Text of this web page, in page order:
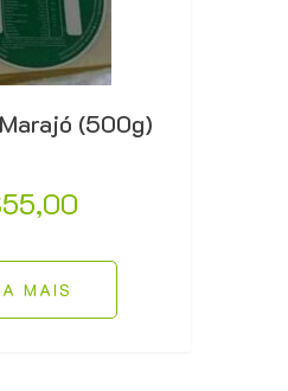
(500g)
55,00
MAIS